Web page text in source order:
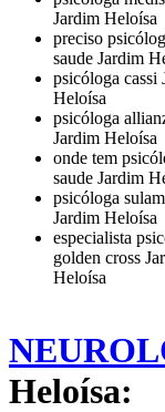
Jardim Heloísa
preciso
saude Jardim
psicóloga cassi
Heloísa
psicóloga
Jardim Heloísa
onde tem
saude Jardim
psicóloga
Jardim Heloísa
especialista
golden cross
Heloísa
Heloísa: